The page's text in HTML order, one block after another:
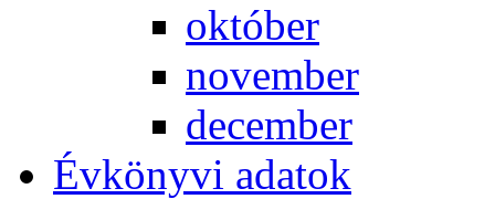
ok­tó­ber
no­vem­ber
de­cem­ber
Év­köny­vi ada­tok